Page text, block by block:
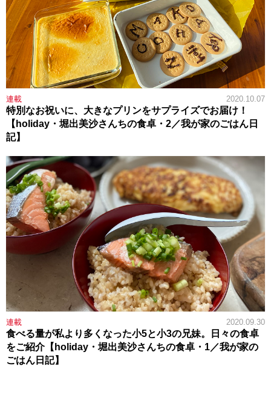
連載 2020.10.07
特別なお祝いに、大きなプリンをサプライズでお届け！
【holiday・堀出美沙さんちの食卓・2／我が家のごはん日
記】
連載 2020.09.30
食べる量が私より多くなった小5と小3の兄妹。日々の食卓
をご紹介【holiday・堀出美沙さんちの食卓・1／我が家の
ごはん日記】